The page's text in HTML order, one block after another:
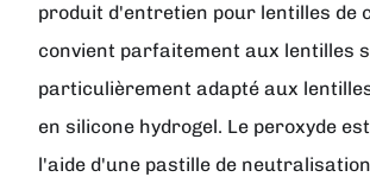
produit d'entretien pour lentilles de
convient parfaitement aux lentilles
particulièrement adapté aux
en silicone hydrogel. Le peroxyde
l'aide d'une pastille de